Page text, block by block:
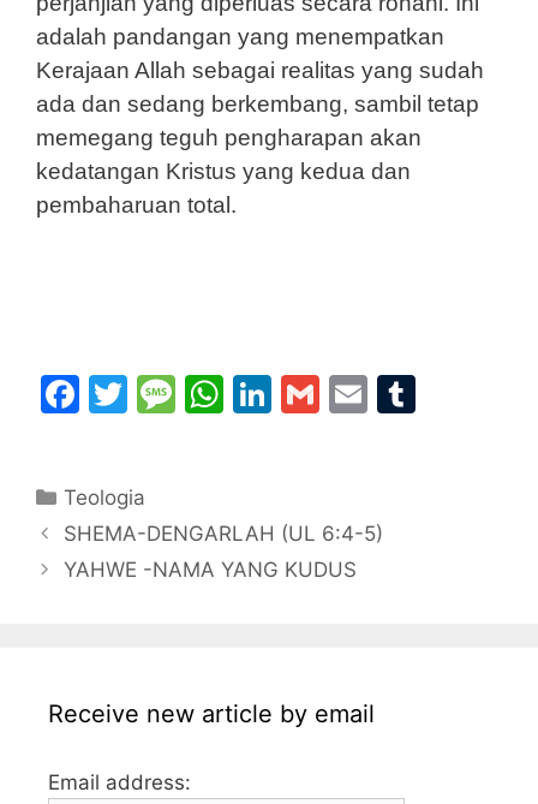
adalah pandangan yang menempatkan
Kerajaan Allah sebagai realitas yang sudah
ada dan sedang berkembang, sambil tetap
memegang teguh pengharapan akan
kedatangan Kristus yang kedua dan
pembaharuan total.
F
e
b
o
T
er
M
a
g
W
A
p
Li
dI
n
G
E
Categories
Teologia
SHEMA-DENGARLAH (UL 6:4-5)
YAHWE -NAMA YANG KUDUS
Receive new article by email
Email address: